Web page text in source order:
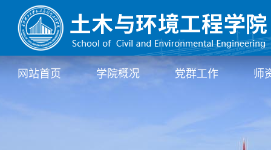
网站首页 学院概况 党群工作 师